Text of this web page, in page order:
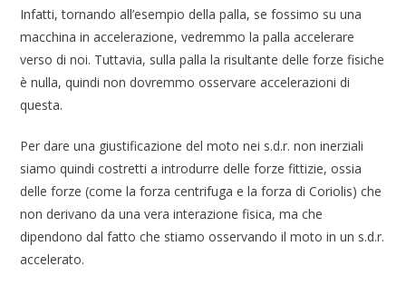
Infatti, tornando all’esempio della palla, se fossimo su una
macchina in accelerazione, vedremmo la palla accelerare
verso di noi. Tuttavia, sulla palla la risultante delle forze fisiche
è nulla, quindi non dovremmo osservare accelerazioni di
questa.
Per dare una giustificazione del moto nei s.d.r. non inerziali
siamo quindi costretti a introdurre delle forze fittizie, ossia
delle forze (come la forza centrifuga e la forza di Coriolis) che
non derivano da una vera interazione fisica, ma che
dipendono dal fatto che stiamo osservando il moto in un s.d.r.
accelerato.